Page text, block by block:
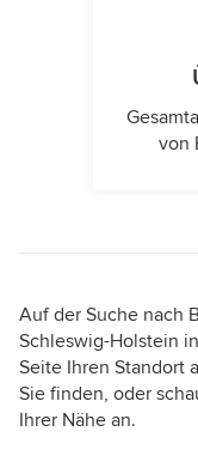
von
Auf der Suche nach
Schleswig-Holstein
Seite Ihren Standort
Sie finden, oder
Ihrer Nähe an.